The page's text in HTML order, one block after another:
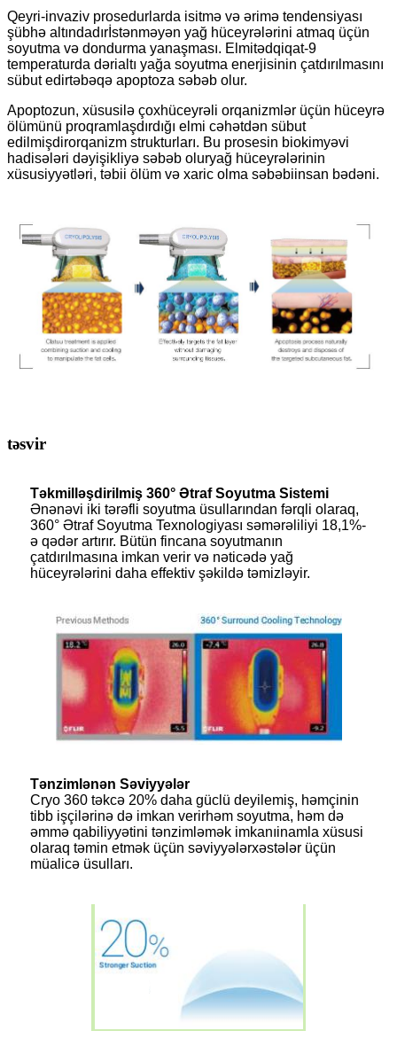
Qeyri-invaziv prosedurlarda isitmə və ərimə tendensiyası
şübhə altındadır İstənməyən yağ hüceyrələrini atmaq üçün
soyutma və dondurma yanaşması. Elmitədqiqat-9
temperaturda dərialtı yağa soyutma enerjisinin çatdırılmasını
sübut edirtəbəqə apoptoza səbəb olur.
Apoptozun, xüsusilə çoxhüceyrəli orqanizmlər üçün hüceyrə
ölümünü proqramlaşdırdığı elmi cəhətdən sübut
edilmişdirorqanizm strukturları. Bu prosesin biokimyəvi
hadisələri dəyişikliyə səbəb oluryağ hüceyrələrinin
xüsusiyyətləri, təbii ölüm və xaric olma səbəbiinsan bədəni.
təsvir
Təkmilləşdirilmiş 360° Ətraf Soyutma Sistemi
Ənənəvi iki tərəfli soyutma üsullarından fərqli olaraq,
360° Ətraf Soyutma Texnologiyası səmərəliliyi 18,1%-
ə qədər artırır. Bütün fincana soyutmanın
çatdırılmasına imkan verir və nəticədə yağ
hüceyrələrini daha effektiv şəkildə təmizləyir.
Tənzimlənən Səviyyələr
Cryo 360 təkcə 20% daha güclü deyil emiş, həmçinin
tibb işçilərinə də imkan verirhəm soyutma, həm də
əmmə qabiliyyətini tənzimləmək imkanıinamla xüsusi
olaraq təmin etmək üçün səviyyələrxəstələr üçün
müalicə üsulları.